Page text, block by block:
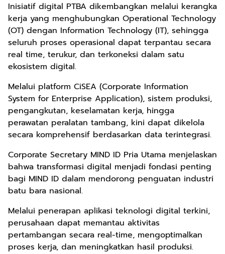
Inisiatif digital PTBA dikembangkan melalui kerangka
kerja yang menghubungkan Operational Technology
(OT) dengan Information Technology (IT), sehingga
seluruh proses operasional dapat terpantau secara
real time, terukur, dan terkoneksi dalam satu
ekosistem digital.
Melalui platform CiSEA (Corporate Information
System for Enterprise Application), sistem produksi,
pengangkutan, keselamatan kerja, hingga
perawatan peralatan tambang, kini dapat dikelola
secara komprehensif berdasarkan data terintegrasi.
Corporate Secretary MIND ID Pria Utama menjelaskan
bahwa transformasi digital menjadi fondasi penting
bagi MIND ID dalam mendorong penguatan industri
batu bara nasional.
Melalui penerapan aplikasi teknologi digital terkini,
perusahaan dapat memantau aktivitas
pertambangan secara real-time, mengoptimalkan
proses kerja, dan meningkatkan hasil produksi.